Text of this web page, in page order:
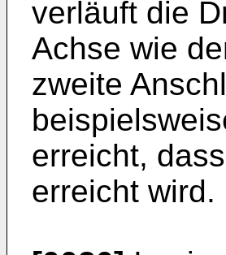
verläuft die
Achse wie
zweite
erreicht,
erreicht wird.